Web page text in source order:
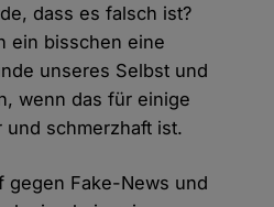
dass es falsch ist?
ein bisschen eine
unseres Selbst und
wenn das für einige
schmerzhaft ist.
gegen Fake-News und